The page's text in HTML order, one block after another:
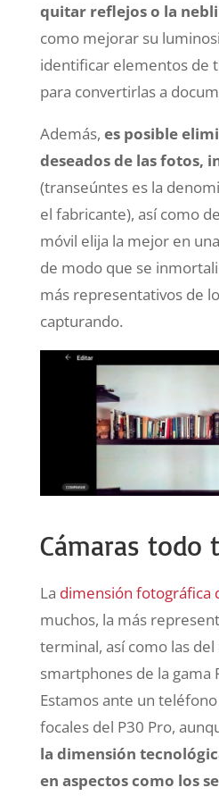
quitar reflejos o la
como mejorar su
identificar elementos de
para convertirlas a
Además, es posible
deseados de las fotos,
(transeúntes es la
el fabricante), así como
móvil elija la mejor en
de modo que se
más representativos de
capturando.
Cámaras todo
La dimensión fotográfica
muchos, la más
terminal, así como las
smartphones de la gama
Estamos ante un
focales del P30 Pro,
la dimensión
en aspectos como los